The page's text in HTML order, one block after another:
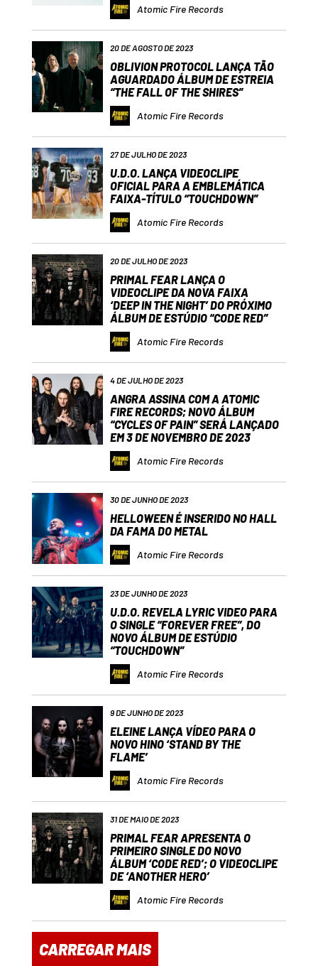
Atomic Fire Records
20 DE AGOSTO DE 2023
OBLIVION PROTOCOL LANÇA TÃO
AGUARDADO ÁLBUM DE ESTREIA
“THE FALL OF THE SHIRES”
Atomic Fire Records
27 DE JULHO DE 2023
U.D.O. LANÇA VIDEOCLIPE
OFICIAL PARA A EMBLEMÁTICA
FAIXA-TÍTULO “TOUCHDOWN”
Atomic Fire Records
20 DE JULHO DE 2023
PRIMAL FEAR LANÇA O
VIDEOCLIPE DA NOVA FAIXA
‘DEEP IN THE NIGHT’ DO PRÓXIMO
ÁLBUM DE ESTÚDIO “CODE RED”
Atomic Fire Records
4 DE JULHO DE 2023
ANGRA ASSINA COM A ATOMIC
FIRE RECORDS; NOVO ÁLBUM
“CYCLES OF PAIN” SERÁ LANÇADO
EM 3 DE NOVEMBRO DE 2023
Atomic Fire Records
30 DE JUNHO DE 2023
HELLOWEEN É INSERIDO NO HALL
DA FAMA DO METAL
Atomic Fire Records
23 DE JUNHO DE 2023
U.D.O. REVELA LYRIC VIDEO PARA
O SINGLE “FOREVER FREE”, DO
NOVO ÁLBUM DE ESTÚDIO
“TOUCHDOWN”
Atomic Fire Records
9 DE JUNHO DE 2023
ELEINE LANÇA VÍDEO PARA O
NOVO HINO ‘STAND BY THE
FLAME’
Atomic Fire Records
31 DE MAIO DE 2023
PRIMAL FEAR APRESENTA O
PRIMEIRO SINGLE DO NOVO
ÁLBUM ‘CODE RED’; O VIDEOCLIPE
DE ‘ANOTHER HERO’
Atomic Fire Records
CARREGAR MAIS